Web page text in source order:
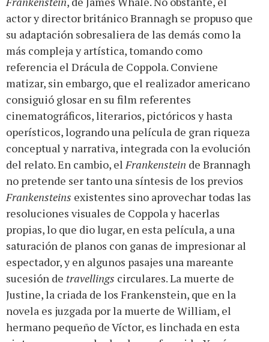
actor y director británico Brannagh se propuso que
su adaptación sobresaliera de las demás como la
más compleja y artística, tomando como
referencia el Drácula de Coppola. Conviene
matizar, sin embargo, que el realizador americano
consiguió glosar en su film referentes
cinematográficos, literarios, pictóricos y hasta
operísticos, logrando una película de gran riqueza
conceptual y narrativa, integrada con la evolución
del relato. En cambio, el Frankenstein de Brannagh
no pretende ser tanto una síntesis de los previos
Frankensteins existentes sino aprovechar todas las
resoluciones visuales de Coppola y hacerlas
propias, lo que dio lugar, en esta película, a una
saturación de planos con ganas de impresionar al
espectador, y en algunos pasajes una mareante
sucesión de travellings circulares. La muerte de
Justine, la criada de los Frankenstein, que en la
novela es juzgada por la muerte de William, el
hermano pequeño de Víctor, es linchada en esta